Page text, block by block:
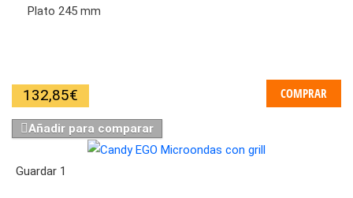
Plato 245 mm
132,85€ COMPRAR
Añadir para comparar
Guardar 1